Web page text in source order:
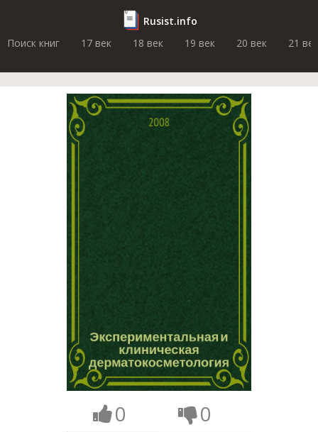
Rusist.info
Поиск книг
17 век 18 век 19 век 20 век 21 век
0 0